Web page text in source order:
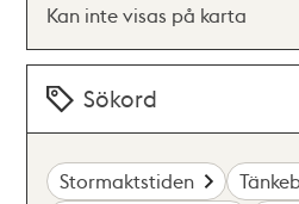
Kan inte visas på karta
Sökord
Stormaktstiden